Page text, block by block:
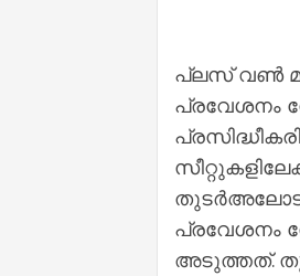
പ്ലസ് വണ്‍
പ്രവേശനം
പ്രവേശനം
അടുത്തത്.